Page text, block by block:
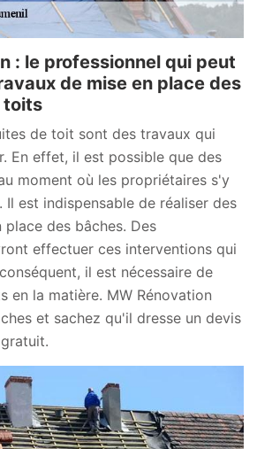
: le professionnel qui peut
de mise en place des
toits
de toit sont des travaux qui
En effet, il est possible que des
moment où les propriétaires s'y
Il est indispensable de réaliser des
des bâches. Des
effectuer ces interventions qui
il est nécessaire de
en la matière. MW Rénovation
et sachez qu'il dresse un devis